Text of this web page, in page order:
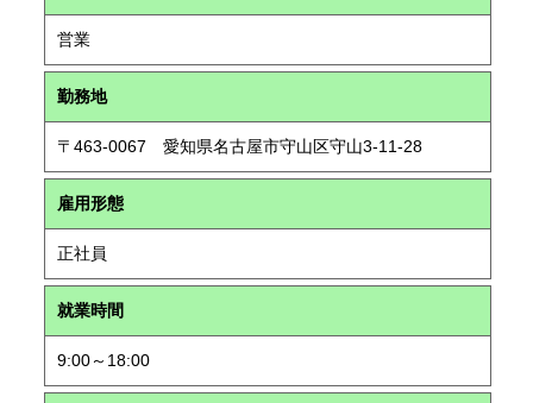
営業
勤務地
〒463-0067 愛知県名古屋市守山区守山3-11-28
雇用形態
正社員
就業時間
9:00～18:00